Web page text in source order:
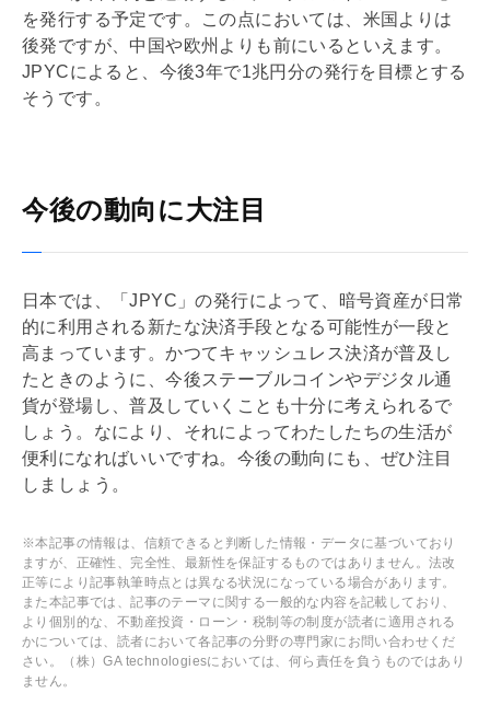
を発行する予定です。この点においては、米国よりは
後発ですが、中国や欧州よりも前にいるといえます。
JPYCによると、今後3年で1兆円分の発行を目標とする
そうです。
今後の動向に大注目
日本では、「JPYC」の発行によって、暗号資産が日常
的に利用される新たな決済手段となる可能性が一段と
高まっています。かつてキャッシュレス決済が普及し
たときのように、今後ステーブルコインやデジタル通
貨が登場し、普及していくことも十分に考えられるで
しょう。なにより、それによってわたしたちの生活が
便利になればいいですね。今後の動向にも、ぜひ注目
しましょう。
※本記事の情報は、信頼できると判断した情報・データに基づいており
ますが、正確性、完全性、最新性を保証するものではありません。法改
正等により記事執筆時点とは異なる状況になっている場合があります。
また本記事では、記事のテーマに関する一般的な内容を記載しており、
より個別的な、不動産投資・ローン・税制等の制度が読者に適用される
かについては、読者において各記事の分野の専門家にお問い合わせくだ
さい。（株）GA technologiesにおいては、何ら責任を負うものではあり
ません。